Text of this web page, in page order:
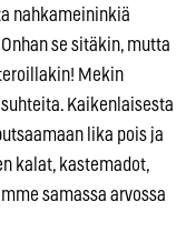
nahkameininkiä
se sitäkin, mutta
Mekin
Kaikenlaisesta
lika pois ja
kalat, kastemadot,
samassa arvossa